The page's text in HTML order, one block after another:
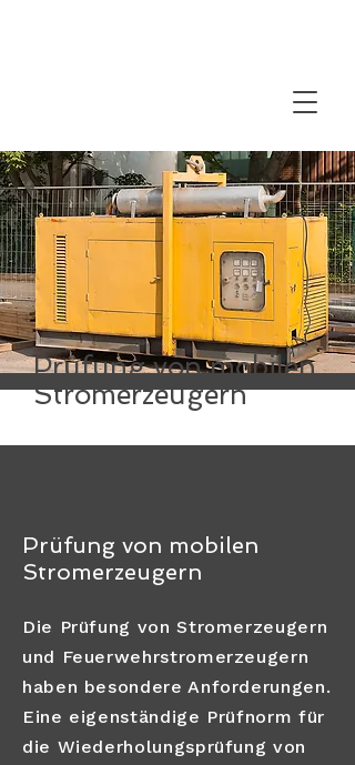
Prüfung von mobilen
Stromerzeugern
Prüfung von mobilen
Stromerzeugern
Die Prüfung von Stromerzeugern
und Feuerwehrstromerzeugern
haben besondere Anforderungen.
Eine eigenständige Prüfnorm für
die Wiederholungsprüfung von